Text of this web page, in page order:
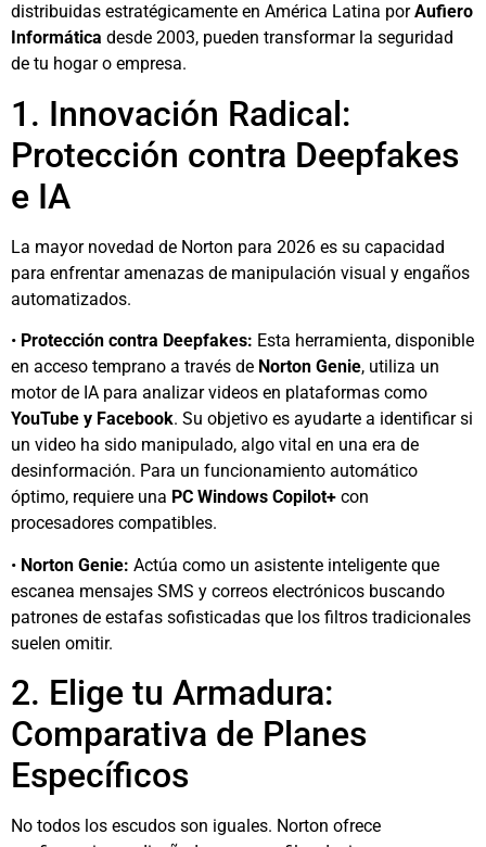
distribuidas estratégicamente en América Latina porAufiero
Informática desde 2003, pueden transformar la seguridad
de tu hogar o empresa.
1. Innovación Radical:
Protección contra Deepfakes
e IA
La mayor novedad de Norton para 2026 es su capacidad
para enfrentar amenazas de manipulación visual y engaños
automatizados.
• Protección contra Deepfakes: Esta herramienta, disponible
en acceso temprano a través de Norton Genie, utiliza un
motor de IA para analizar videos en plataformas como
YouTube y Facebook. Su objetivo es ayudarte a identificar si
un video ha sido manipulado, algo vital en una era de
desinformación. Para un funcionamiento automático
óptimo, requiere una PC Windows Copilot+ con
procesadores compatibles.
• Norton Genie: Actúa como un asistente inteligente que
escanea mensajes SMS y correos electrónicos buscando
patrones de estafas sofisticadas que los filtros tradicionales
suelen omitir.
2. Elige tu Armadura:
Comparativa de Planes
Específicos
No todos los escudos son iguales. Norton ofrece